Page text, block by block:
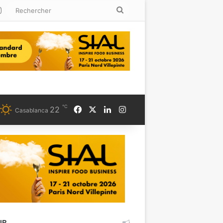
Instagram
Casablanca 22 ℃ FacebookLinkedinInstagram